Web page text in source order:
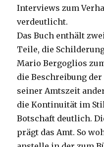
Interviews zum
verdeutlicht.
Das Buch enthält
Teile, die
Mario Bergoglios
die Beschreibung
seiner Amtszeit
die Kontinuität im
Botschaft deutlich.
prägt das Amt. So